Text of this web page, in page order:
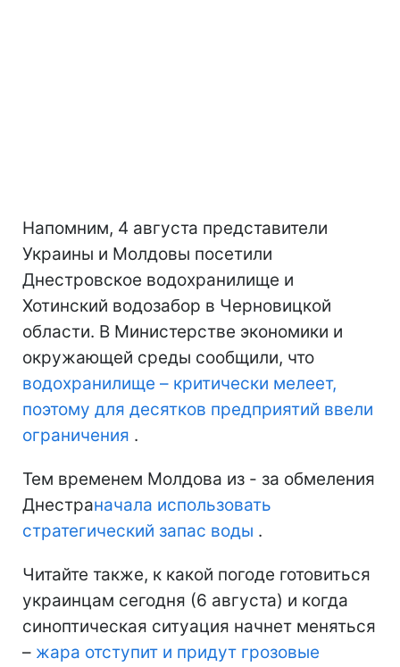
Напомним, 4 августа представители
Украины и Молдовы посетили
Днестровское водохранилище и
Хотинский водозабор в Черновицкой
области. В Министерстве экономики и
окружающей среды сообщили, что
водохранилище – критически мелеет,
поэтому для десятков предприятий ввели
ограничения .
Тем временем Молдова из - за обмеления
Днестраначала использовать
стратегический запас воды .
Читайте также, к какой погоде готовиться
украинцам сегодня (6 августа) и когда
синоптическая ситуация начнет меняться
– жара отступит и придут грозовые